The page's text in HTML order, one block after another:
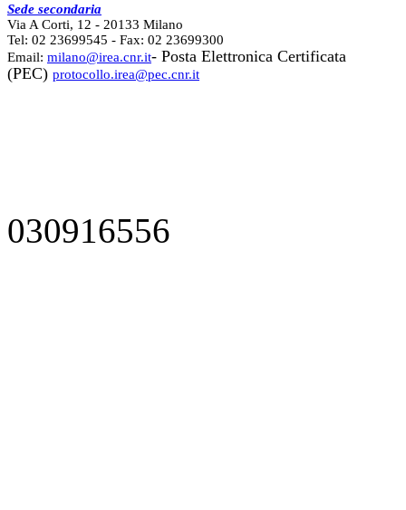
Sede secondaria
Via A Corti, 12 - 20133 Milano
Tel: 02 23699545 - Fax: 02 23699300
Email: milano@irea.cnr.it- Posta Elettronica Certificata
(PEC) protocollo.irea@pec.cnr.it
030916556